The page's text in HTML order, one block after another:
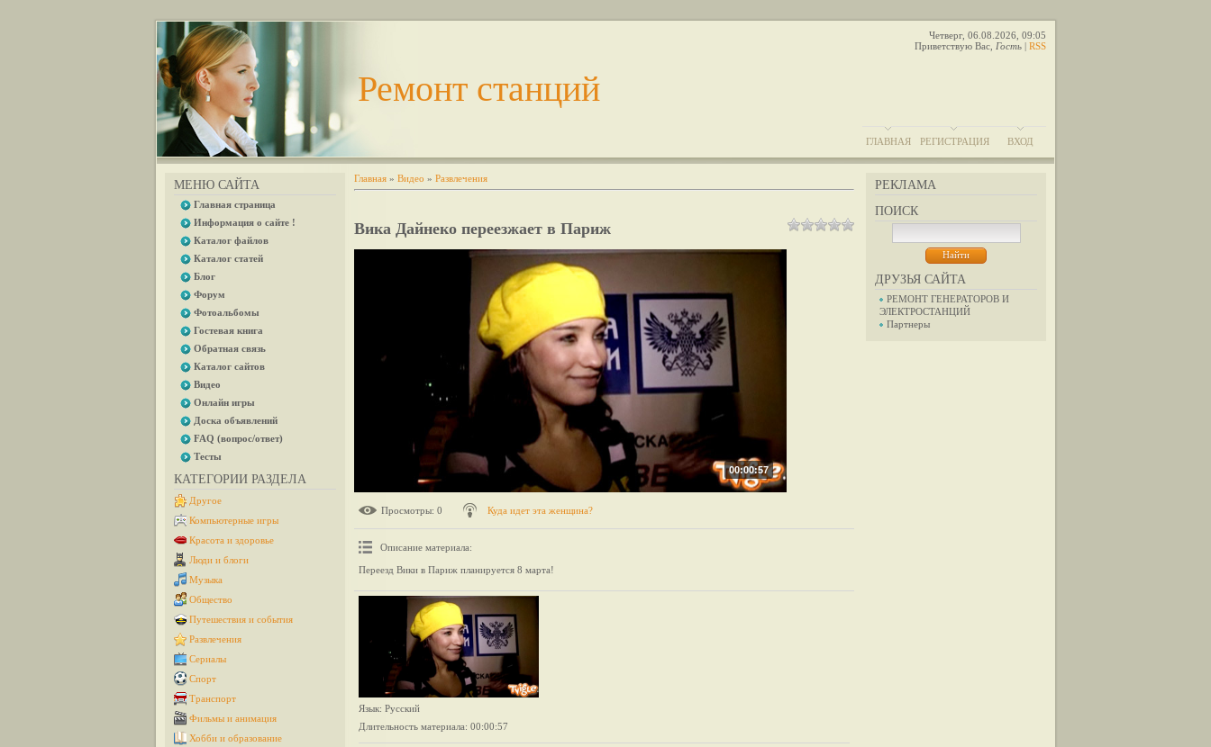
Ремонт станций
Четверг, 06.08.2026, 09:05
Приветствую Вас Гость | RSS
ГЛАВНАЯ РЕГИСТРАЦИЯ ВХОД
МЕНЮ САЙТА
Главная страница
Информация о сайте !
Каталог файлов
Каталог статей
Блог
Форум
Фотоальбомы
Гостевая книга
Обратная связь
Каталог сайтов
Видео
Онлайн игры
Доска объявлений
FAQ (вопрос/ответ)
Тесты
КАТЕГОРИИ РАЗДЕЛА
Другое
Компьютерные игры
Красота и здоровье
Люди и блоги
Музыка
Общество
Путешествия и события
Развлечения
Сериалы
Спорт
Транспорт
Фильмы и анимация
Хобби и образование
РЕКЛАМА
ПОИСК
ДРУЗЬЯ САЙТА
РЕМОНТ ГЕНЕРАТОРОВ И
ЭЛЕКТРОСТАНЦИЙ
Партнеры
Главная » Видео » Развлечения
Вика Дайнеко переезжает в Париж
00:00:57
Просмотры: 0 Куда идет эта женщина?
Описание материала:
Переезд Вики в Париж планируется 8 марта!
Язык: Русский
Длительность материала: 00:00:57